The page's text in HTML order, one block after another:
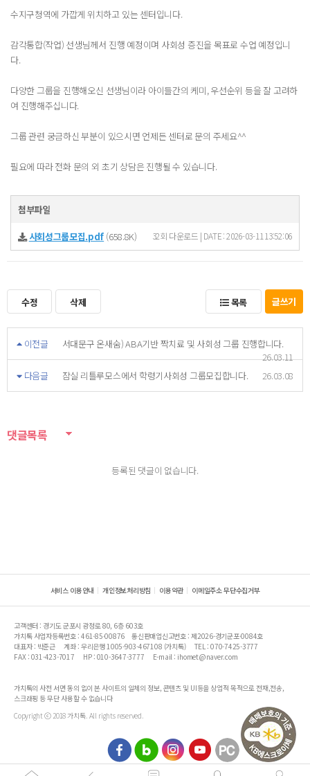
수지구청역에 가깝게 위치하고 있는 센터입니다.
감각통합(작업) 선생님께서 진행 예정이며 사회성 증진을 목표로 수업 예정입니
다.
다양한 그룹을 진행해오신 선생님이라 아이들간의 케미, 우선순위 등을 잘 고려하
여 진행해주십니다.
그룹 관련 궁금하신 부분이 있으시면 언제든 센터로 문의 주세요^^
필요에 따라 전화 문의 외 초기 상담은 진행될 수 있습니다.
첨부파일
사회성그룹모집.pdf (658.8K) 32회 다운로드 | DATE : 2026-03-11 13:52:06
수정 삭제 목록 글쓰기
이전글
서대문구 온새숨) ABA기반 짝치료 및 사회성 그룹 진행합니다.
26.03.11
다음글
잠실 리틀루모스에서 학령기사회성 그룹모집합니다. 26.03.08
댓글목록
등록된 댓글이 없습니다.
서비스 이용안내 개인정보처리방침 이용약관 이메일주소 무단수집거부
고객센터 : 경기도 군포시 광정로 80, 6층 603호
가치톡 사업자등록번호 : 461-85-00876
통신판매업신고번호 : 제2026-경기군포-0084호
대표자 : 박준근
계좌 : 우리은행 1005-903-467108 (가치톡)
TEL : 070-7425-3777
FAX : 031-423-7017
HP : 010-3647-3777 E-mail : ihomet@naver.com
가치톡의 사전 서면 동의 없이 본 사이트의 일체의 정보, 콘텐츠 및 UI등을 상업적 목적으로 전재,전송,
스크래핑 등 무단 사용할 수 없습니다
Copyright ⓒ 2018 가치톡. All rights reserved.